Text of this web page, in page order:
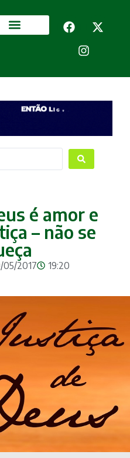
é amor e
– não se
05/2017 19:20